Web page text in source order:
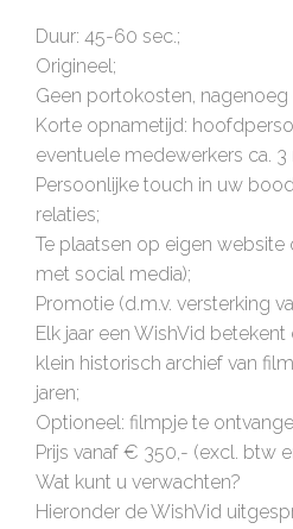
Duur: 45-60 sec.;
Origineel;
Geen portokosten, nagenoeg
Korte opnametijd:
eventuele medewerkers ca.
Persoonlijke touch in uw
relaties;
Te plaatsen op eigen
met social media);
Promotie (d.m.v. versterking
Elk jaar een WishVid
klein historisch archief van
jaren;
Optioneel: filmpje te
Prijs vanaf € 350,- (excl. btw
Wat kunt u verwachten?
Hieronder de WishVid